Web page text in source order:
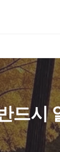
드시